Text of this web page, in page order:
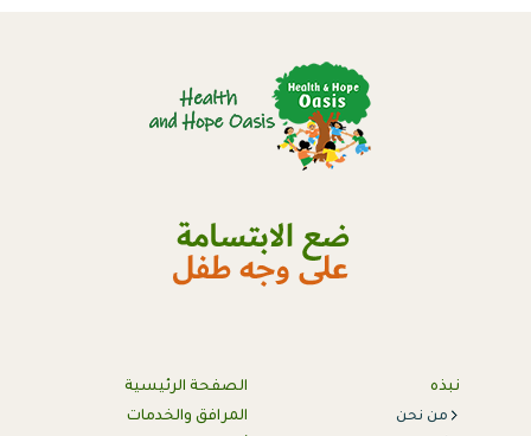
الصفحة الرئيسية
المرافق والخدمات
نبذه
من نحن